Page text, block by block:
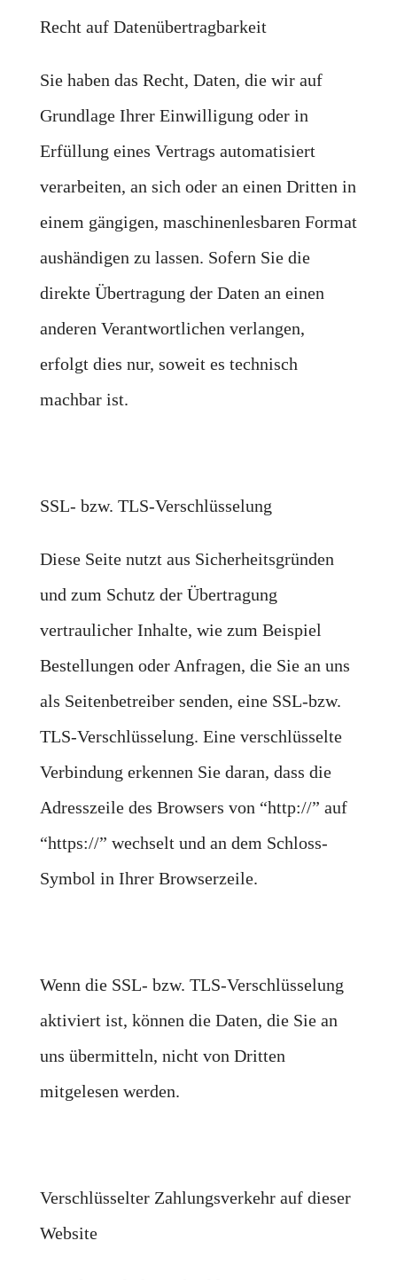
Recht auf Datenübertragbarkeit
Sie haben das Recht, Daten, die wir auf
Grundlage Ihrer Einwilligung oder in
Erfüllung eines Vertrags automatisiert
verarbeiten, an sich oder an einen Dritten in
einem gängigen, maschinenlesbaren Format
aushändigen zu lassen. Sofern Sie die
direkte Übertragung der Daten an einen
anderen Verantwortlichen verlangen,
erfolgt dies nur, soweit es technisch
machbar ist.
SSL- bzw. TLS-Verschlüsselung
Diese Seite nutzt aus Sicherheitsgründen
und zum Schutz der Übertragung
vertraulicher Inhalte, wie zum Beispiel
Bestellungen oder Anfragen, die Sie an uns
als Seitenbetreiber senden, eine SSL-bzw.
TLS-Verschlüsselung. Eine verschlüsselte
Verbindung erkennen Sie daran, dass die
Adresszeile des Browsers von “http://” auf
“https://” wechselt und an dem Schloss-
Symbol in Ihrer Browserzeile.
Wenn die SSL- bzw. TLS-Verschlüsselung
aktiviert ist, können die Daten, die Sie an
uns übermitteln, nicht von Dritten
mitgelesen werden.
Verschlüsselter Zahlungsverkehr auf dieser
Website